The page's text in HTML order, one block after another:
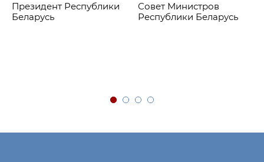
Президент Республики
Беларусь
Совет Министров
Республики Беларусь